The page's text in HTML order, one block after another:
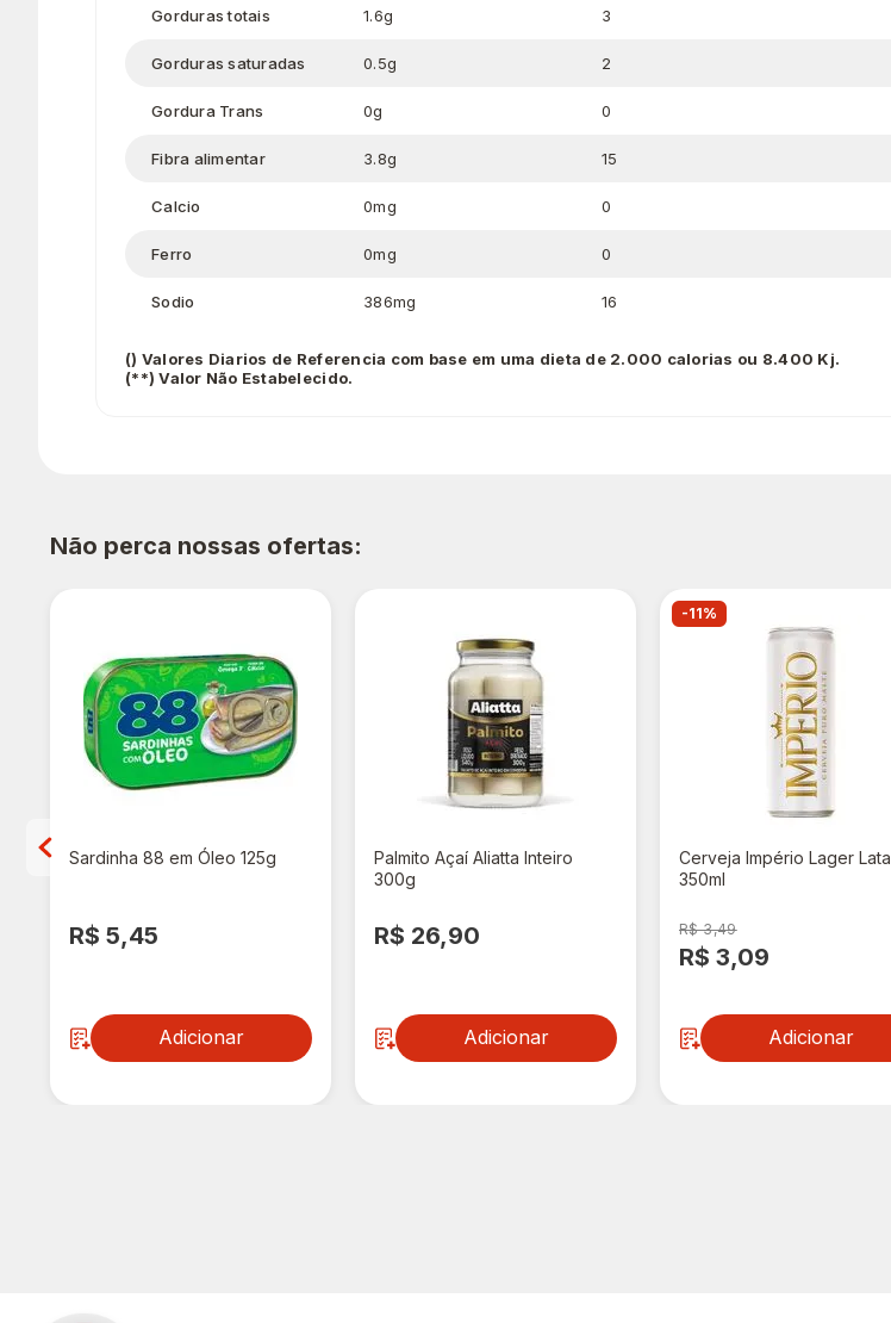
Gorduras totais 1.6g 3
Gorduras saturadas 0.5g 2
Gordura Trans 0g 0
Fibra alimentar 3.8g 15
Calcio 0mg 0
Ferro 0mg 0
Sodio 386mg 16
() Valores Diarios de Referencia com base em uma dieta de 2.000 calorias ou 8.400 Kj.
(**) Valor Não Estabelecido.
Não perca nossas ofertas:
Sardinha 88 em Óleo 125g
R$ 5,45
Adicionar
Palmito Açaí Aliatta Inteiro
300g
R$ 26,90
Adicionar
-11%
Cerveja Império Lager Lata
350ml
R$ 3,49
R$ 3,09
Adicionar